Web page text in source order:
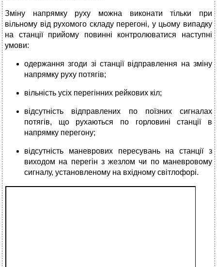
Зміну напрямку руху можна виконати тільки при
вільному від рухомого складу перегоні, у цьому випадку
на станції прийому повинні контролюватися наступні
умови:
одержання згоди зі станції відправлення на зміну
напрямку руху потягів;
вільність усіх перегінних рейкових кіл;
відсутність відправлених по поїзних сигналах
потягів, що рухаються по горловині станції в
напрямку перегону;
відсутність маневрових пересувань на станції з
виходом на перегін з жезлом чи по маневровому
сигналу, установленому на вхідному світлофорі.